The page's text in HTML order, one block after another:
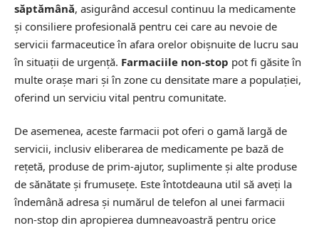
săptămână, asigurând accesul continuu la medicamente
și consiliere profesională pentru cei care au nevoie de
servicii farmaceutice în afara orelor obișnuite de lucru sau
în situații de urgență. Farmaciile non-stop pot fi găsite în
multe orașe mari și în zone cu densitate mare a populației,
oferind un serviciu vital pentru comunitate.
De asemenea, aceste farmacii pot oferi o gamă largă de
servicii, inclusiv eliberarea de medicamente pe bază de
rețetă, produse de prim-ajutor, suplimente și alte produse
de sănătate și frumusețe. Este întotdeauna util să aveți la
îndemână adresa și numărul de telefon al unei farmacii
non-stop din apropierea dumneavoastră pentru orice